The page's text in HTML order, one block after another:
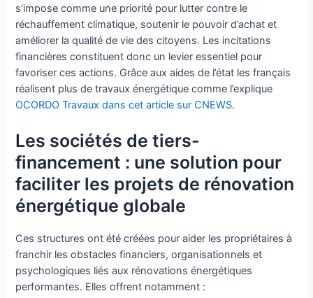
s’impose comme une priorité pour lutter contre le
réchauffement climatique, soutenir le pouvoir d’achat et
améliorer la qualité de vie des citoyens. Les incitations
financières constituent donc un levier essentiel pour
favoriser ces actions. Grâce aux aides de l’état les français
réalisent plus de travaux énergétique comme l’explique
OCORDO Travaux dans cet article sur CNEWS.
Les sociétés de tiers-
financement : une solution pour
faciliter les projets de rénovation
énergétique globale
Ces structures ont été créées pour aider les propriétaires à
franchir les obstacles financiers, organisationnels et
psychologiques liés aux rénovations énergétiques
performantes. Elles offrent notamment :